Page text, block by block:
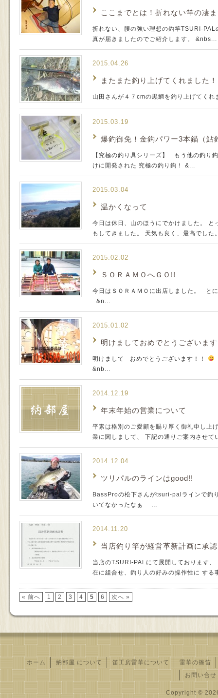
ここまでとは！折れない竿の凄
折れない、腰の強い理想の釣竿TSURI-
真が届きましたのでご紹介します。 &nbs...
2015.04.26
またまた釣り上げてくれました！
山田さんが４７cmの黒鯛を釣り上げて
2015.03.19
爆釣御免！金鈎パワー3本錨（鮎
【究極の釣り具シリーズ】 もう他の釣り
けに開発された 究極の釣り鈎！ &...
2015.03.04
温かくなって
今日は休日、山のほうにでかけました。 と
もしてきました。 天気も良く、最高で
2015.02.02
ＳＯＲＡＭＯへＧＯ!!
今日はＳＯＲＡＭＯに出店しました。 と
&n...
2015.01.02
明けましておめでとうございます
明けまして おめでとうございます！！
&nb...
2014.12.19
年末年始の営業について
平素は格別のご愛顧を賜り厚く御礼申し上
業に関しまして、 下記の通りご案内させて
2014.12.04
ツリパルのラインはgood!!
BassProの松下さんがtsuri-palラインで釣
いてなかったなぁ ...
2014.11.20
当店釣り竿が経営革新計画に承
当店のTSURI-PALにて展開しております
在に組合せ、釣り人の好みの操作性に する
« 前へ 1 2 3 4 5 6 次へ »
ホーム 納部屋 について 笛工房雷華について
雷華の篠笛
お問い合せ
Copyright ©